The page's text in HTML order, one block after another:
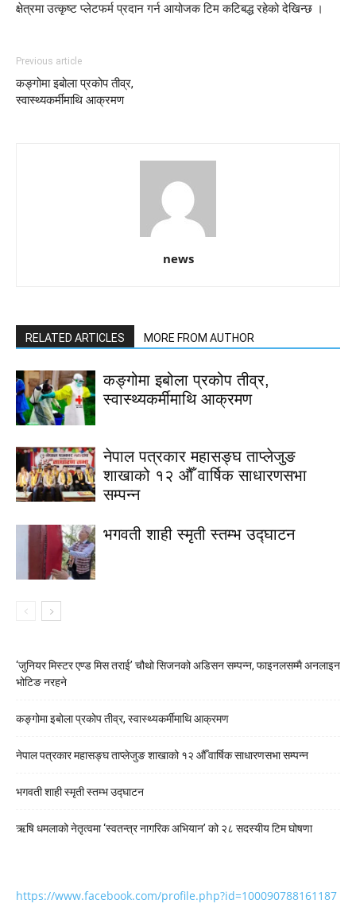
क्षेत्रमा उत्कृष्ट प्लेटफर्म प्रदान गर्न आयोजक टिम कटिबद्ध रहेको देखिन्छ ।
Previous article
कङ्गोमा इबोला प्रकोप तीव्र,
स्वास्थ्यकर्मीमाथि आक्रमण
news
RELATED ARTICLES MORE FROM AUTHOR
कङ्गोमा इबोला प्रकोप तीव्र,
स्वास्थ्यकर्मीमाथि आक्रमण
नेपाल पत्रकार महासङ्घ ताप्लेजुङ
शाखाको १२ औँ वार्षिक साधारणसभा
सम्पन्न
भगवती शाही स्मृती स्तम्भ उद्घाटन
‘जुनियर मिस्टर एण्ड मिस तराई’ चौथो सिजनको अडिसन सम्पन्न, फाइनलसम्मै अनलाइन
भोटिङ नरहने
कङ्गोमा इबोला प्रकोप तीव्र, स्वास्थ्यकर्मीमाथि आक्रमण
नेपाल पत्रकार महासङ्घ ताप्लेजुङ शाखाको १२ औँ वार्षिक साधारणसभा सम्पन्न
भगवती शाही स्मृती स्तम्भ उद्घाटन
ऋषि धमलाको नेतृत्वमा ‘स्वतन्त्र नागरिक अभियान’ को २८ सदस्यीय टिम घोषणा
https://www.facebook.com/profile.php?id=100090788161187